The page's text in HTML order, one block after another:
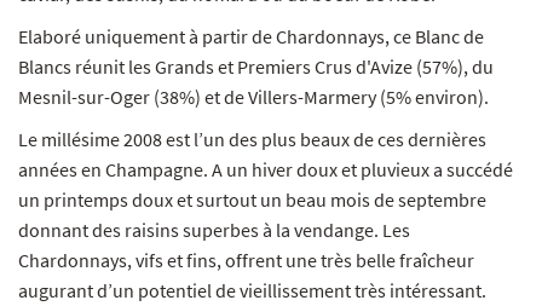
Elaboré uniquement à partir de Chardonnays, ce Blanc de
Blancs réunit les Grands et Premiers Crus d'Avize (57%), du
Mesnil-sur-Oger (38%) et de Villers-Marmery (5% environ).
Le millésime 2008 est l’un des plus beaux de ces dernières
années en Champagne. A un hiver doux et pluvieux a succédé
un printemps doux et surtout un beau mois de septembre
donnant des raisins superbes à la vendange. Les
Chardonnays, vifs et fins, offrent une très belle fraîcheur
augurant d’un potentiel de vieillissement très intéressant.